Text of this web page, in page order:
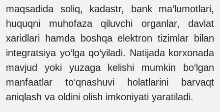
maqsadida soliq, kadastr, bank ma’lumotlari,
huquqni muhofaza qiluvchi organlar, davlat
xaridlari hamda boshqa elektron tizimlar bilan
integratsiya yo‘lga qo‘yiladi. Natijada korxonada
mavjud yoki yuzaga kelishi mumkin bo‘lgan
manfaatlar to‘qnashuvi holatlarini barvaqt
aniqlash va oldini olish imkoniyati yaratiladi.